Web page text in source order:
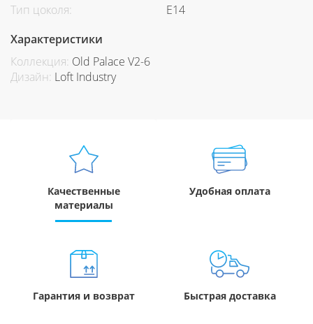
Тип цоколя:
E14
Характеристики
Коллекция: Old Palace V2-6
Дизайн: Loft Industry
Качественные
материалы
Удобная оплата
Гарантия и возврат Быстрая доставка